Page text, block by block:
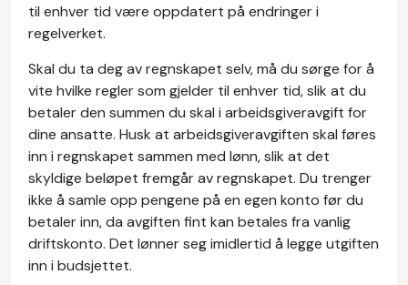
til enhver tid være oppdatert på endringer i
regelverket.
Skal du ta deg av regnskapet selv, må du sørge for å
vite hvilke regler som gjelder til enhver tid, slik at du
betaler den summen du skal i arbeidsgiveravgift for
dine ansatte. Husk at arbeidsgiveravgiften skal føres
inn i regnskapet sammen med lønn, slik at det
skyldige beløpet fremgår av regnskapet. Du trenger
ikke å samle opp pengene på en egen konto før du
betaler inn, da avgiften fint kan betales fra vanlig
driftskonto. Det lønner seg imidlertid å legge utgiften
inn i budsjettet.